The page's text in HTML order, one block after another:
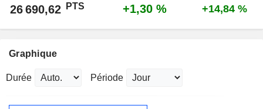
26 690,62 PTS +1,30 % +14,84 %
Graphique
Durée Période